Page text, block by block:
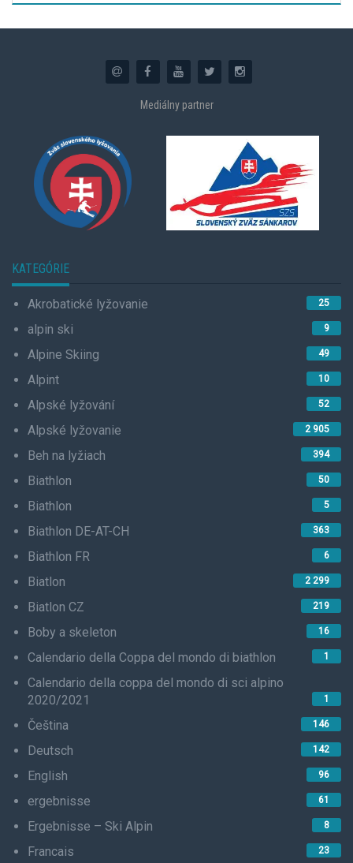
Mediálny partner
KATEGÓRIE
Akrobatické lyžovanie 25
alpin ski 9
Alpine Skiing 49
Alpint 10
Alpské lyžování 52
Alpské lyžovanie 2 905
Beh na lyžiach 394
Biathlon 50
Biathlon 5
Biathlon DE-AT-CH 363
Biathlon FR 6
Biatlon 2 299
Biatlon CZ 219
Boby a skeleton 16
Calendario della Coppa del mondo di biathlon 1
Calendario della coppa del mondo di sci alpino
2020/2021
1
Čeština 146
Deutsch 142
English 96
ergebnisse 61
Ergebnisse – Ski Alpin 8
Francais 23